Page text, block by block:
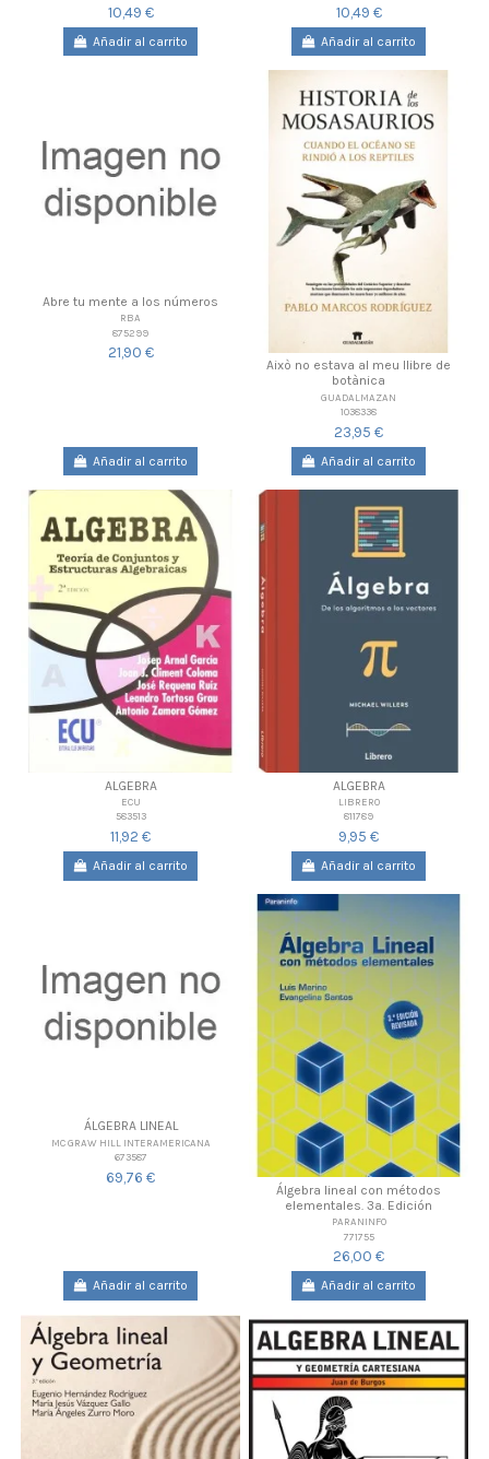
10,49 €
Añadir al carrito
10,49 €
Añadir al carrito
Abre tu mente a los números
RBA
875299
21,90 €
Añadir al carrito
Això no estava al meu llibre de
botànica
GUADALMAZAN
1038338
23,95 €
Añadir al carrito
ALGEBRA
ECU
583513
11,92 €
Añadir al carrito
ALGEBRA
LIBRERO
811789
9,95 €
Añadir al carrito
ÁLGEBRA LINEAL
MC GRAW HILL INTERAMERICANA
673587
69,76 €
Añadir al carrito
Álgebra lineal con métodos
elementales. 3a. Edición
PARANINFO
771755
26,00 €
Añadir al carrito